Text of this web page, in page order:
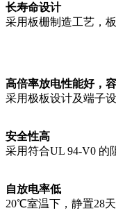
长寿命设计
采用板栅制造工艺，
高倍率放电性能好，
采用极板设计及端子
安全性高
采用符合UL 94-V0 的
自放电率低
20℃室温下，静置28